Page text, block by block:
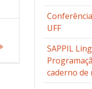
UFF
SAPPIL
caderno de